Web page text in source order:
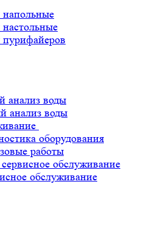
анализ воды
анализ воды
оборудования
работы
обслуживание
обслуживание